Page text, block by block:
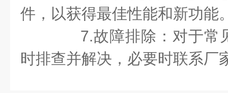
件，以获得最佳性能和新功能
7.故障排除：对于常
时排查并解决，必要时联系厂